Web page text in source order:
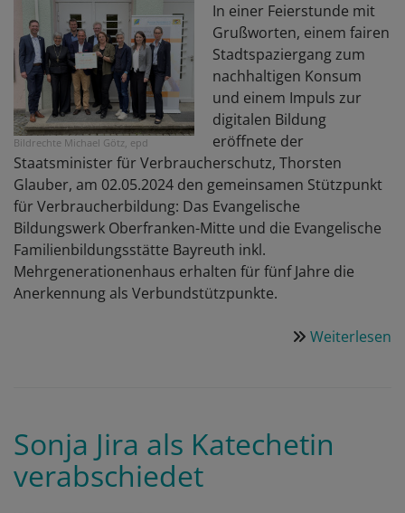
Bildrechte Michael Götz, epd
In einer Feierstunde mit
Grußworten, einem fairen
Stadtspaziergang zum
nachhaltigen Konsum
und einem Impuls zur
digitalen Bildung
eröffnete der
Staatsminister für Verbraucherschutz, Thorsten
Glauber, am 02.05.2024 den gemeinsamen Stützpunkt
für Verbraucherbildung: Das Evangelische
Bildungswerk Oberfranken-Mitte und die Evangelische
Familienbildungsstätte Bayreuth inkl.
Mehrgenerationenhaus erhalten für fünf Jahre die
Anerkennung als Verbundstützpunkte.
Weiterlesen
Sonja Jira als Katechetin
verabschiedet